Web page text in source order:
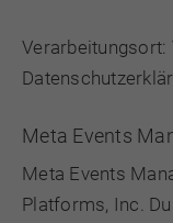
Verarbeitungsort:
Meta Events
Meta Events
Platforms, Inc.